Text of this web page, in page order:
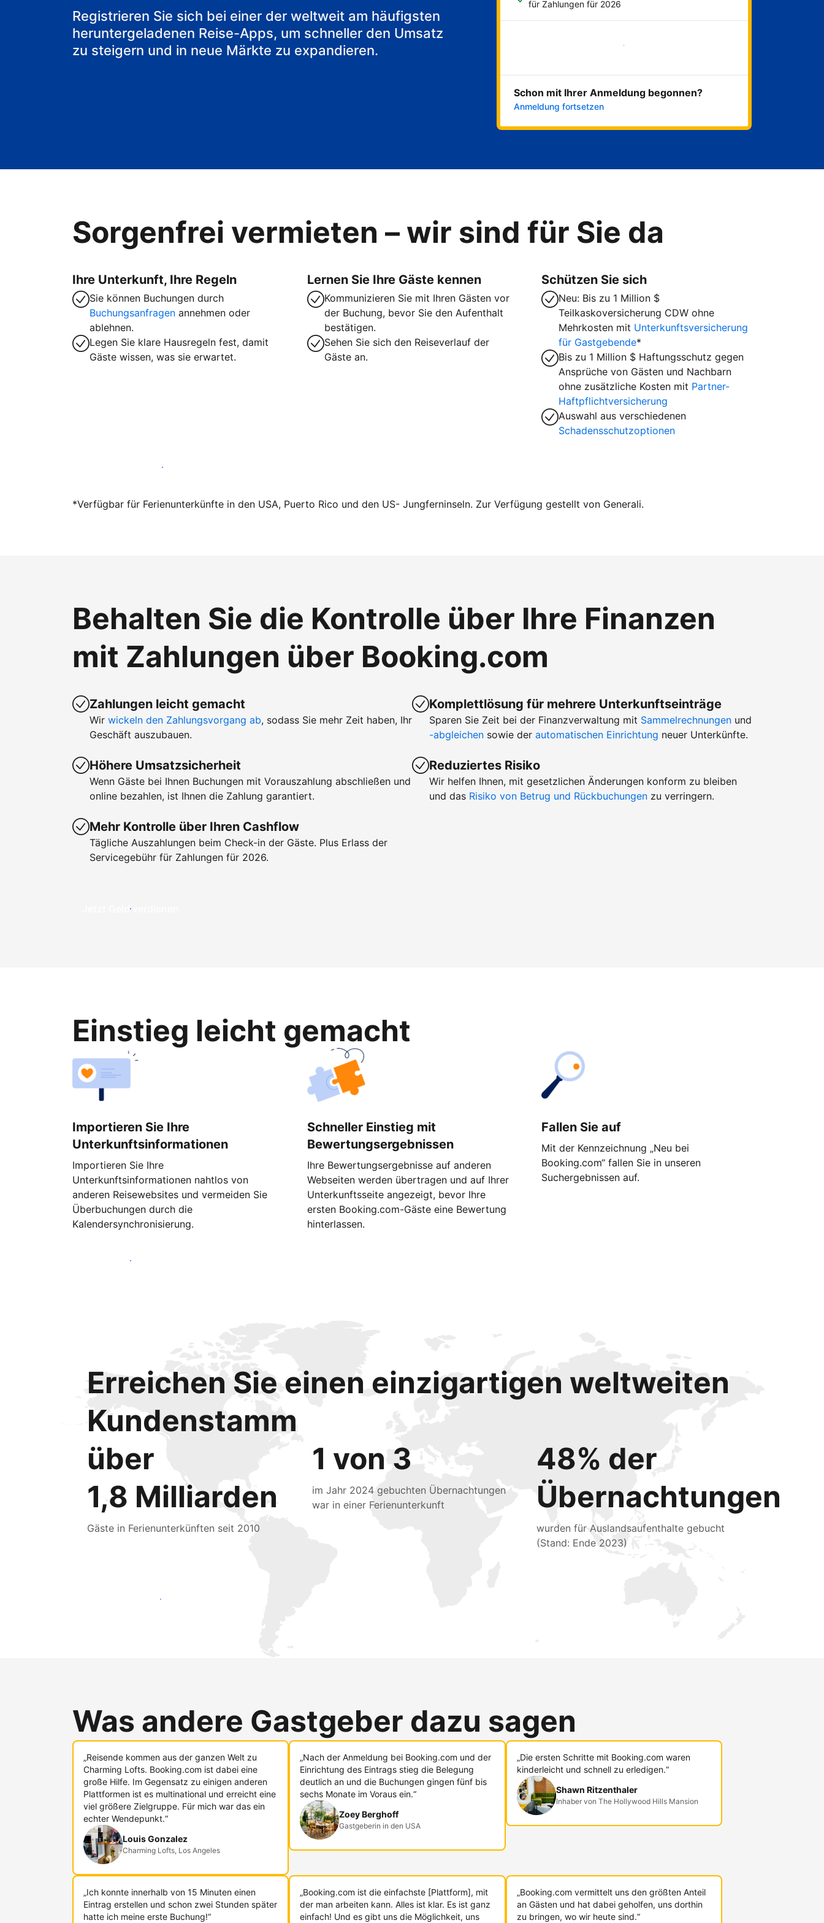
Ihr Bed & Breakfast
Registrieren Sie sich bei einer der weltweit am häufigsten
heruntergeladenen Reise-Apps, um schneller den Umsatz
zu steigern und in neue Märkte zu expandieren.
für Zahlungen für 2026
Jetzt loslegen
Schon mit Ihrer Anmeldung begonnen?
Anmeldung fortsetzen
Sorgenfrei vermieten – wir sind für Sie da
Ihre Unterkunft, Ihre Regeln
Sie können Buchungen durch
Buchungsanfragen annehmen oder
ablehnen.
Legen Sie klare Hausregeln fest, damit
Gäste wissen, was sie erwartet.
Lernen Sie Ihre Gäste kennen
Kommunizieren Sie mit Ihren Gästen vor
der Buchung, bevor Sie den Aufenthalt
bestätigen.
Sehen Sie sich den Reiseverlauf der
Gäste an.
Schützen Sie sich
Neu: Bis zu 1 Million $
Teilkaskoversicherung CDW ohne
Mehrkosten mit Unterkunftsversicherung
für Gastgebende*
Bis zu 1 Million $ Haftungsschutz gegen
Ansprüche von Gästen und Nachbarn
ohne zusätzliche Kosten mit Partner-
Haftpflichtversicherung
Auswahl aus verschiedenen
Schadensschutzoptionen
Werden Sie noch heute Gastgeber
*Verfügbar für Ferienunterkünfte in den USA, Puerto Rico und den US- Jungferninseln. Zur Verfügung gestellt von Generali.
Behalten Sie die Kontrolle über Ihre Finanzen
mit Zahlungen über Booking.com
Zahlungen leicht gemacht
Wir wickeln den Zahlungsvorgang ab, sodass Sie mehr Zeit haben, Ihr
Geschäft auszubauen.
Höhere Umsatzsicherheit
Wenn Gäste bei Ihnen Buchungen mit Vorauszahlung abschließen und
online bezahlen, ist Ihnen die Zahlung garantiert.
Mehr Kontrolle über Ihren Cashflow
Tägliche Auszahlungen beim Check-in der Gäste. Plus Erlass der
Servicegebühr für Zahlungen für 2026.
Komplettlösung für mehrere Unterkunftseinträge
Sparen Sie Zeit bei der Finanzverwaltung mit Sammelrechnungen und
-abgleichen sowie der automatischen Einrichtung neuer Unterkünfte.
Reduziertes Risiko
Wir helfen Ihnen, mit gesetzlichen Änderungen konform zu bleiben
und das Risiko von Betrug und Rückbuchungen zu verringern.
Jetzt Geld verdienen
Einstieg leicht gemacht
Importieren Sie Ihre
Unterkunftsinformationen
Importieren Sie Ihre
Unterkunftsinformationen nahtlos von
anderen Reisewebsites und vermeiden Sie
Überbuchungen durch die
Kalendersynchronisierung.
Schneller Einstieg mit
Bewertungsergebnissen
Ihre Bewertungsergebnisse auf anderen
Webseiten werden übertragen und auf Ihrer
Unterkunftsseite angezeigt, bevor Ihre
ersten Booking.com-Gäste eine Bewertung
hinterlassen.
Fallen Sie auf
Mit der Kennzeichnung „Neu bei
Booking.com“ fallen Sie in unseren
Suchergebnissen auf.
Noch heute loslegen
Erreichen Sie einen einzigartigen weltweiten
Kundenstamm
über
1,8 Milliarden
Gäste in Ferienunterkünften seit 2010
1 von 3
im Jahr 2024 gebuchten Übernachtungen
war in einer Ferienunterkunft
48% der
Übernachtungen
wurden für Auslandsaufenthalte gebucht
(Stand: Ende 2023)
Noch heute neue Gäste erreichen
Was andere Gastgeber dazu sagen
„Reisende kommen aus der ganzen Welt zu
Charming Lofts. Booking.com ist dabei eine
große Hilfe. Im Gegensatz zu einigen anderen
Plattformen ist es multinational und erreicht eine
viel größere Zielgruppe. Für mich war das ein
echter Wendepunkt.“
Louis Gonzalez
Charming Lofts, Los Angeles
„Nach der Anmeldung bei Booking.com und der
Einrichtung des Eintrags stieg die Belegung
deutlich an und die Buchungen gingen fünf bis
sechs Monate im Voraus ein.“
Zoey Berghoff
Gastgeberin in den USA
„Die ersten Schritte mit Booking.com waren
kinderleicht und schnell zu erledigen.“
Shawn Ritzenthaler
Inhaber von The Hollywood Hills Mansion
„Ich konnte innerhalb von 15 Minuten einen
Eintrag erstellen und schon zwei Stunden später
hatte ich meine erste Buchung!“
„Booking.com ist die einfachste [Plattform], mit
der man arbeiten kann. Alles ist klar. Es ist ganz
einfach! Und es gibt uns die Möglichkeit, uns
„Booking.com vermittelt uns den größten Anteil
an Gästen und hat dabei geholfen, uns dorthin
zu bringen, wo wir heute sind.“